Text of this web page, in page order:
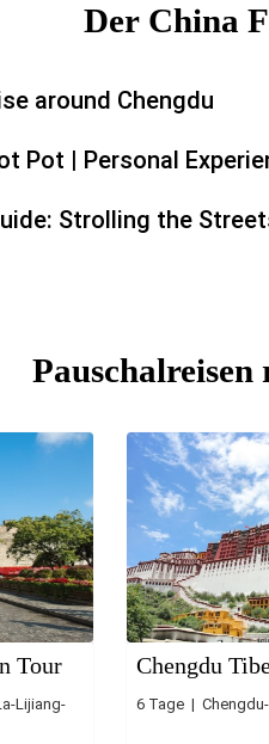
Der China
around Chengdu
Pot | Personal
Strolling the
Tour
Lijiang-
Chengdu
6 Tage |